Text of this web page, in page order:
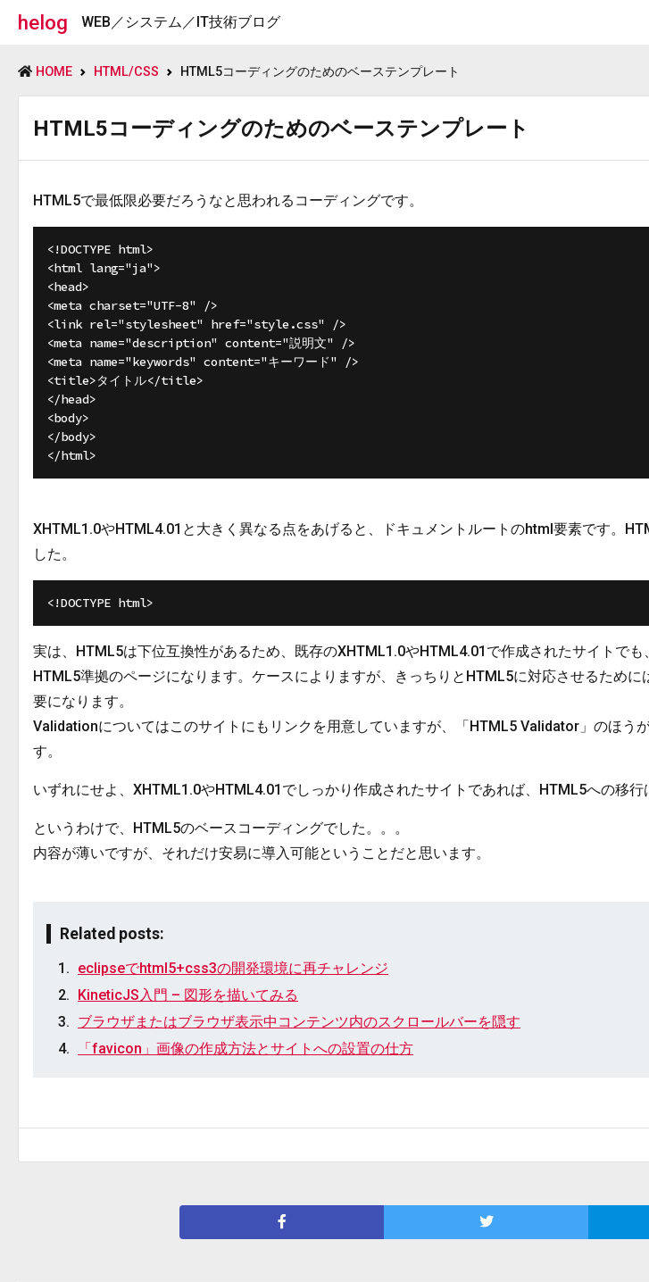
helog WEB／システム／IT技術ブログ
HOME HTML/CSS HTML5コーディングのためのベーステンプレート
HTML5コーディングのためのベーステンプレート
HTML5で最低限必要だろうなと思われるコーディングです。
<!DOCTYPE html>
<html lang="ja">
<head>
<meta charset="UTF-8" />
<link rel="stylesheet" href="style.css" />
<meta name="description" content="説明文" />
<meta name="keywords" content="キーワード" />
<title>タイトル</title>
</head>
<body>
</body>
XHTML1.0やHTML4.01と大きく異なる点をあげると、ドキュメントルートのhtml要素です。
した。
実は、HTML5は下位互換性があるため、既存のXHTML1.0やHTML4.01で作成されたサイトで
HTML5準拠のページになります。ケースによりますが、きっちりとHTML5に対応させるため
要になります。
Validationについてはこのサイトにもリンクを用意していますが、「HTML5 Validator」のほう
す。
いずれにせよ、XHTML1.0やHTML4.01でしっかり作成されたサイトであれば、HTML5への移行
というわけで、HTML5のベースコーディングでした。。。
内容が薄いですが、それだけ安易に導入可能ということだと思います。
Related posts:
eclipseでhtml5+css3の開発環境に再チャレンジ
KineticJS入門 – 図形を描いてみる
ブラウザまたはブラウザ表示中コンテンツ内のスクロールバーを隠す
「favicon」画像の作成方法とサイトへの設置の仕方